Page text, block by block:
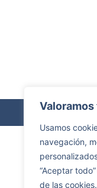
Usamos
navegación,
“Aceptar
de las cookies.